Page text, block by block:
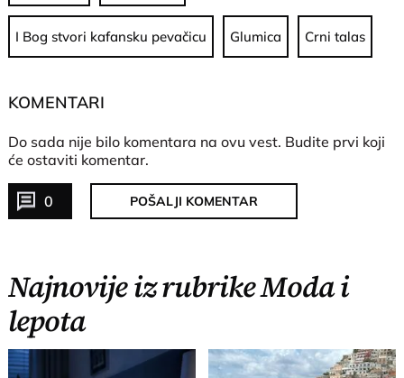
I Bog stvori kafansku pevačicu Glumica Crni talas
KOMENTARI
Do sada nije bilo komentara na ovu vest. Budite prvi koji
će ostaviti komentar.
0 POŠALJI KOMENTAR
Najnovije iz rubrike Moda i
lepota